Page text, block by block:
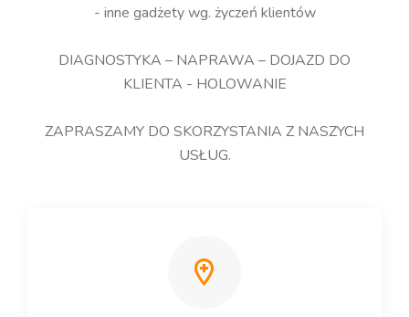
- inne gadżety wg. życzeń klientów
DIAGNOSTYKA – NAPRAWA – DOJAZD DO
KLIENTA - HOLOWANIE
ZAPRASZAMY DO SKORZYSTANIA Z NASZYCH
USŁUG.